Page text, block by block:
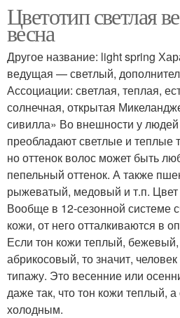
Теплая весна
Гардероб для весны
Цветотип светлая
весна
Другое название: light spring
ведущая — светлый,
Ассоциации: светлая, теплая,
солнечная, открытая
сивилла» Во внешности у
преобладают светлые и теплые
но оттенок волос может быть
пепельный оттенок. А также
рыжеватый, медовый и т.п.
Вообще в 12-сезонной системе
кожи, от него отталкиваются в
Если тон кожи теплый,
абрикосовый, то значит,
типажу. Это весенние или
даже так, что тон кожи теплый,
холодным.